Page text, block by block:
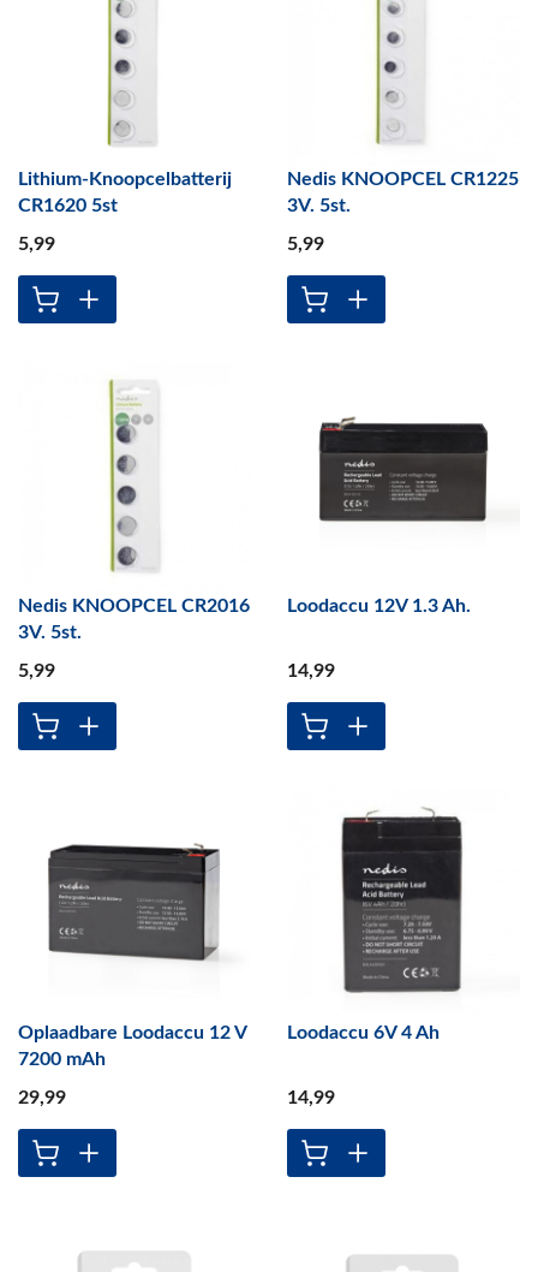
Lithium-Knoopcelbatterij
CR1620 5st
5,99
Nedis KNOOPCEL CR1225
3V. 5st.
5,99
Nedis KNOOPCEL CR2016
3V. 5st.
5,99
Loodaccu 12V 1.3 Ah.
14,99
Oplaadbare Loodaccu 12 V
7200 mAh
29,99
Loodaccu 6V 4 Ah
14,99